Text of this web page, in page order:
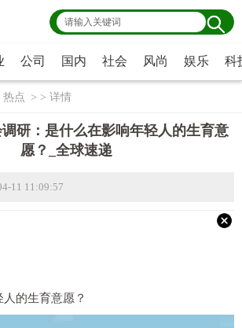
公司 国内 社会 风尚 娱乐 科
热点 > > 详情
研：是什么在影响年轻人的生育意
愿？_全球速递
11 11:09:57
的生育意愿？